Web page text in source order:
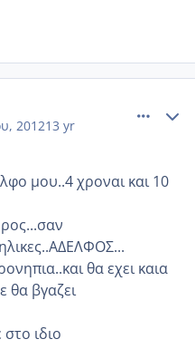
201213 yr
μου..4 χροναι και 10
θα εχει καια
θα βγαζει
ιδιο